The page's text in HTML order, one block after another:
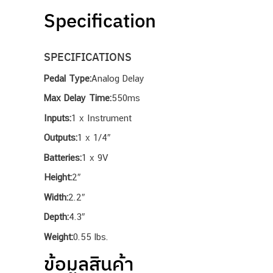
Specification
SPECIFICATIONS
Pedal Type:Analog Delay
Max Delay Time:550ms
Inputs:1 x Instrument
Outputs:1 x 1/4″
Batteries:1 x 9V
Height:2″
Width:2.2″
Depth:4.3″
Weight:0.55 lbs.
ข้อมูลสินค้า